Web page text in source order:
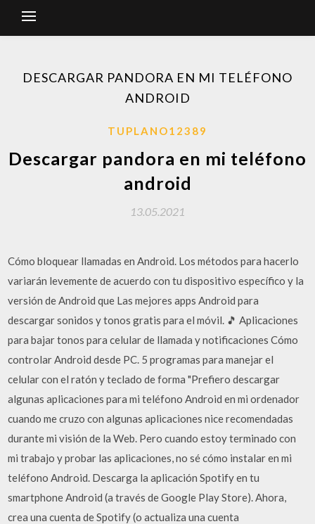
DESCARGAR PANDORA EN MI TELÉFONO
ANDROID
TUPLANO12389
Descargar pandora en mi teléfono
android
13.05.2021
Cómo bloquear llamadas en Android. Los métodos para hacerlo
variarán levemente de acuerdo con tu dispositivo específico y la
versión de Android que Las mejores apps Android para
descargar sonidos y tonos gratis para el móvil. 🎵 Aplicaciones
para bajar tonos para celular de llamada y notificaciones Cómo
controlar Android desde PC. 5 programas para manejar el
celular con el ratón y teclado de forma "Prefiero descargar
algunas aplicaciones para mi teléfono Android en mi ordenador
cuando me cruzo con algunas aplicaciones nice recomendadas
durante mi visión de la Web. Pero cuando estoy terminado con
mi trabajo y probar las aplicaciones, no sé cómo instalar en mi
teléfono Android. Descarga la aplicación Spotify en tu
smartphone Android (a través de Google Play Store). Ahora,
crea una cuenta de Spotify (o actualiza una cuenta